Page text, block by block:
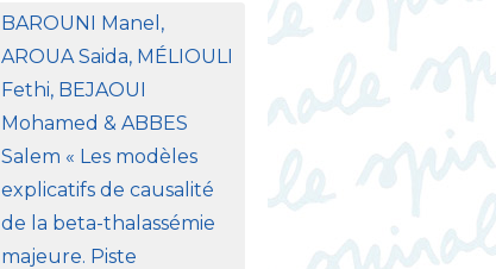
BAROUNI Manel,
AROUA Saida, MÉLIOULI
Fethi, BEJAOUI
Mohamed &ABBES
Salem « Les modèles
explicatifs de causalité
de la beta-thalassémie
majeure. Piste